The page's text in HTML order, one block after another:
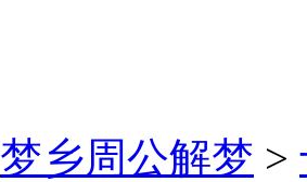
梦乡周公解梦 >